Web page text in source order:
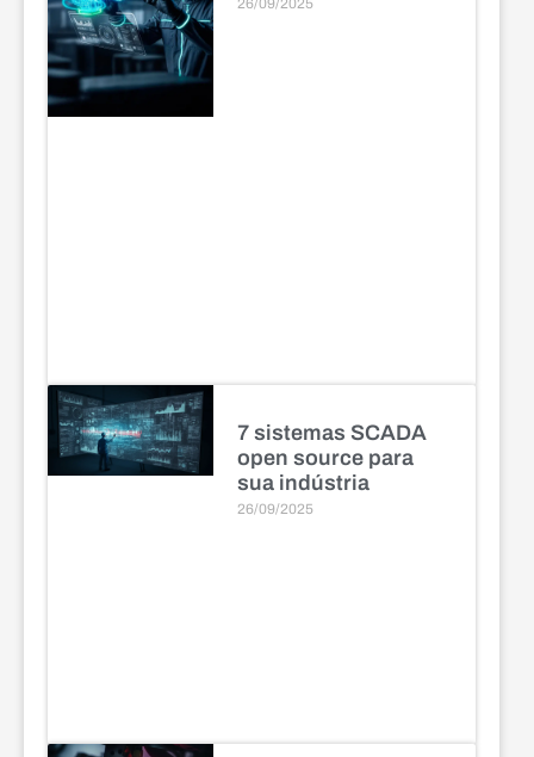
26/09/2025
7 sistemas SCADA
open source para
sua indústria
26/09/2025